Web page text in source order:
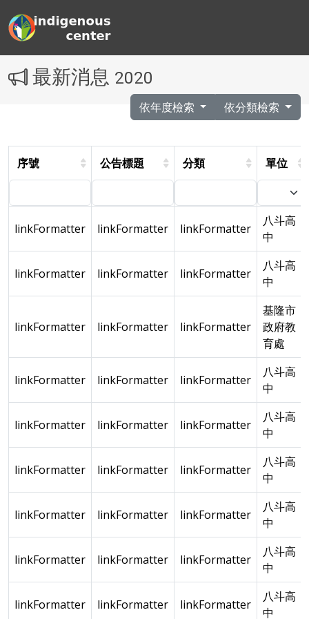
最新消息 2020
依年度檢索 依分類檢索
序號 公告標題 分類 單位
linkFormatter linkFormatter linkFormatter
八斗高
中
linkFormatter linkFormatter linkFormatter
八斗高
中
linkFormatter linkFormatter linkFormatter
基隆市
政府教
育處
linkFormatter linkFormatter linkFormatter
八斗高
中
linkFormatter linkFormatter linkFormatter
八斗高
中
linkFormatter linkFormatter linkFormatter
八斗高
中
linkFormatter linkFormatter linkFormatter
八斗高
中
linkFormatter linkFormatter linkFormatter
八斗高
中
linkFormatter linkFormatter linkFormatter
八斗高
中